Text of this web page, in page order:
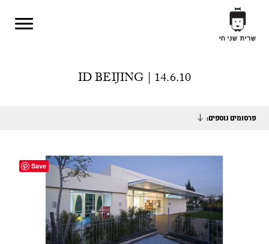
ID BEIJING | 14.6.10
פרסומים נוספים:
Save